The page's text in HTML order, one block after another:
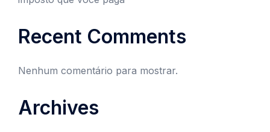
Recent Comments
Nenhum comentário para mostrar.
Archives